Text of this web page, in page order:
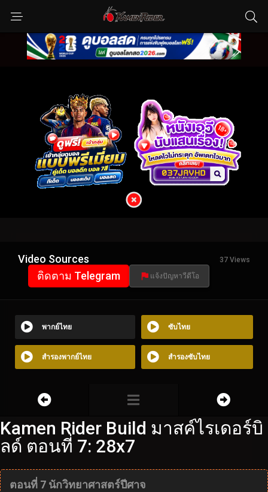
Video Sources 37 Views
ติดตาม Telegram แจ้งปัญหาวีดีโอ
พากย์ไทย ซับไทย
สำรองพากย์ไทย สำรองซับไทย
Kamen Rider Build มาสค์ไรเดอร์บิ
ลด์ ตอนที่ 7: 28x7
ตอนที่ 7 นักวิทยาศาสตร์ปีศาจ